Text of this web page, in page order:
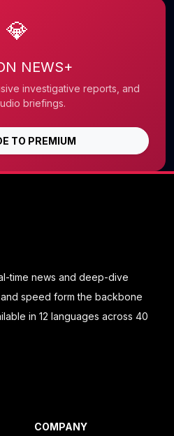
💎
NEWS+
investigative reports, and
briefings.
TO PREMIUM
time news and deep-dive
speed form the backbone
in 12 languages across 40
COMPANY